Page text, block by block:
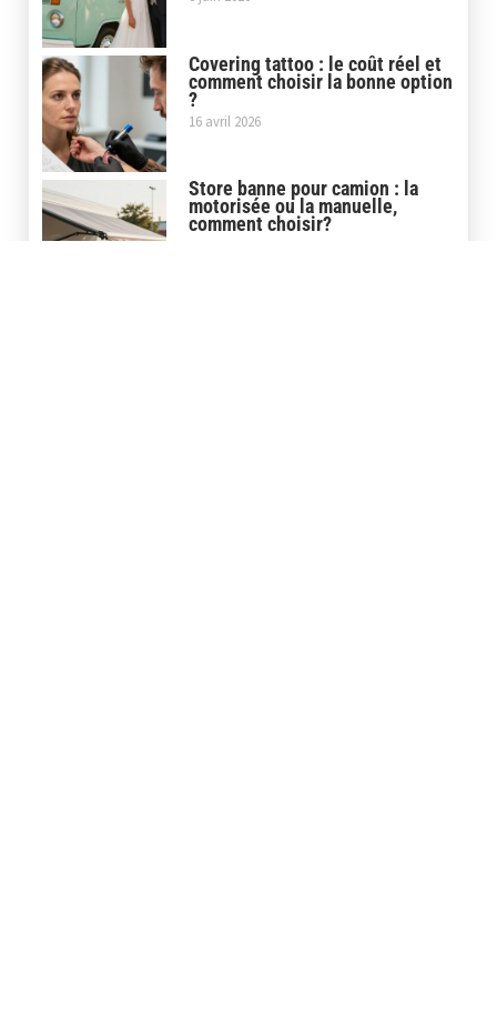
Covering tattoo : le coût réel et
comment choisir la bonne option
?
16 avril 2026
Store banne pour camion : la
motorisée ou la manuelle,
comment choisir?